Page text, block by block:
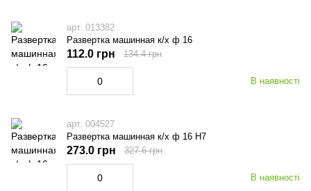
арт. 013382
Развертка машинная к/х ф 16
В наявності
112.0 грн 134.4 грн
арт. 004527
Развертка машинная к/х ф 16 Н7
В наявності
273.0 грн 327.6 грн